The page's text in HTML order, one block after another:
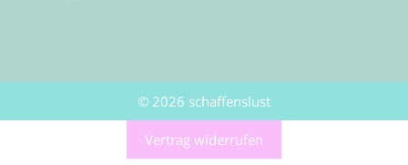
© 2026 schaffenslust
Vertrag widerrufen